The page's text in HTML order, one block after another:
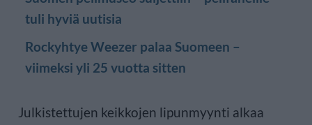
tuli hyviä uutisia
Rockyhtye Weezer palaa Suomeen –
viimeksi yli 25 vuotta sitten
Julkistettujen keikkojen lipunmyynti alkaa